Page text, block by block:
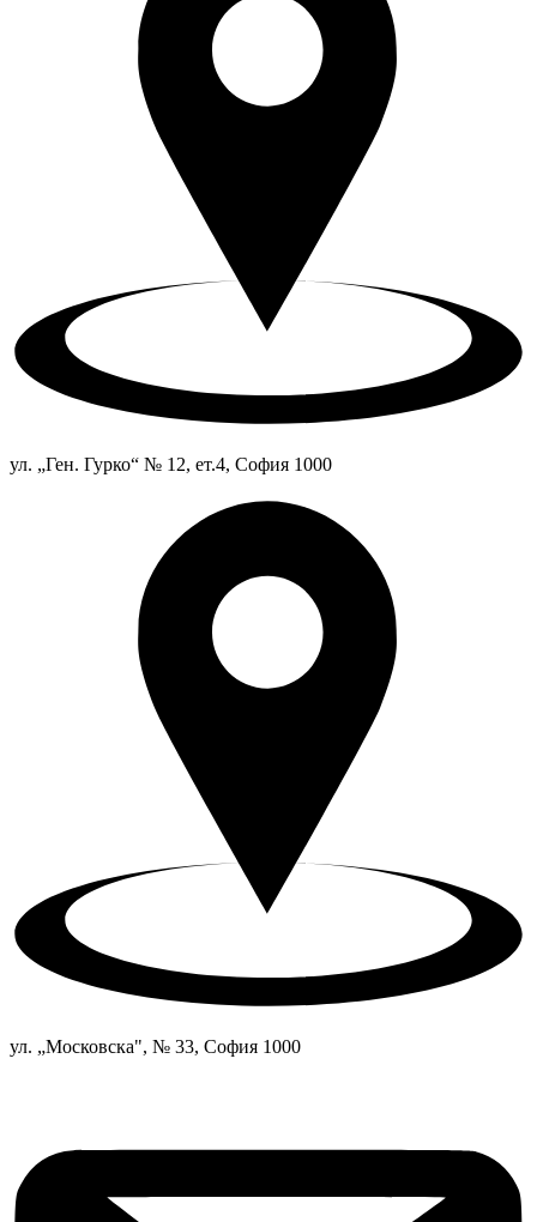
ул. „Ген. Гурко“ № 12, ет.4, София 1000
ул. „Московска", № 33, София 1000